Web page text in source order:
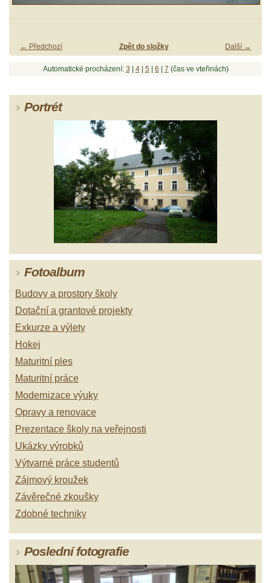
← Předchozí Další →
Zpět do složky
Automatické procházení: 3 4| 5 6 7 (čas ve vteřinách)
Portrét
Fotoalbum
Budovy a prostory školy
Dotační a grantové projekty
Exkurze a výlety
Hokej
Maturitní ples
Maturitní práce
Modernizace výuky
Opravy a renovace
Prezentace školy na veřejnosti
Ukázky výrobků
Výtvarné práce studentů
Zájmový kroužek
Závěrečné zkoušky
Zdobné techniky
Poslední fotografie